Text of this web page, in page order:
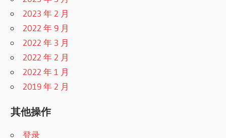
2023 年 2 月
2022 年 9 月
2022 年 3 月
2022 年 2 月
2022 年 1 月
2019 年 2 月
其他操作
登录